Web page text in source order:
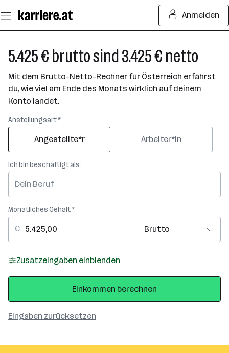
Seiteninhalt
springen
Anmelden
5.425 € brutto sind 3.425 € netto
Mit dem Brutto-Netto-Rechner für Österreich erfährst
du, wie viel am Ende des Monats wirklich auf deinem
Konto landet.
Anstellungsart *
Angestellte*r Arbeiter*in
Ich bin beschäftigt als:
Monatliches Gehalt *
Zusatzeingaben einblenden
Eingaben zurücksetzen
Einkommen berechnen